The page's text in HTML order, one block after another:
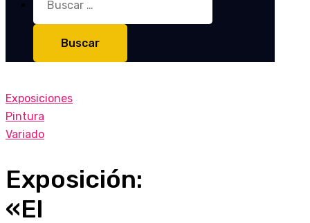
Exposiciones
Pintura
Variado
Exposición:
«El